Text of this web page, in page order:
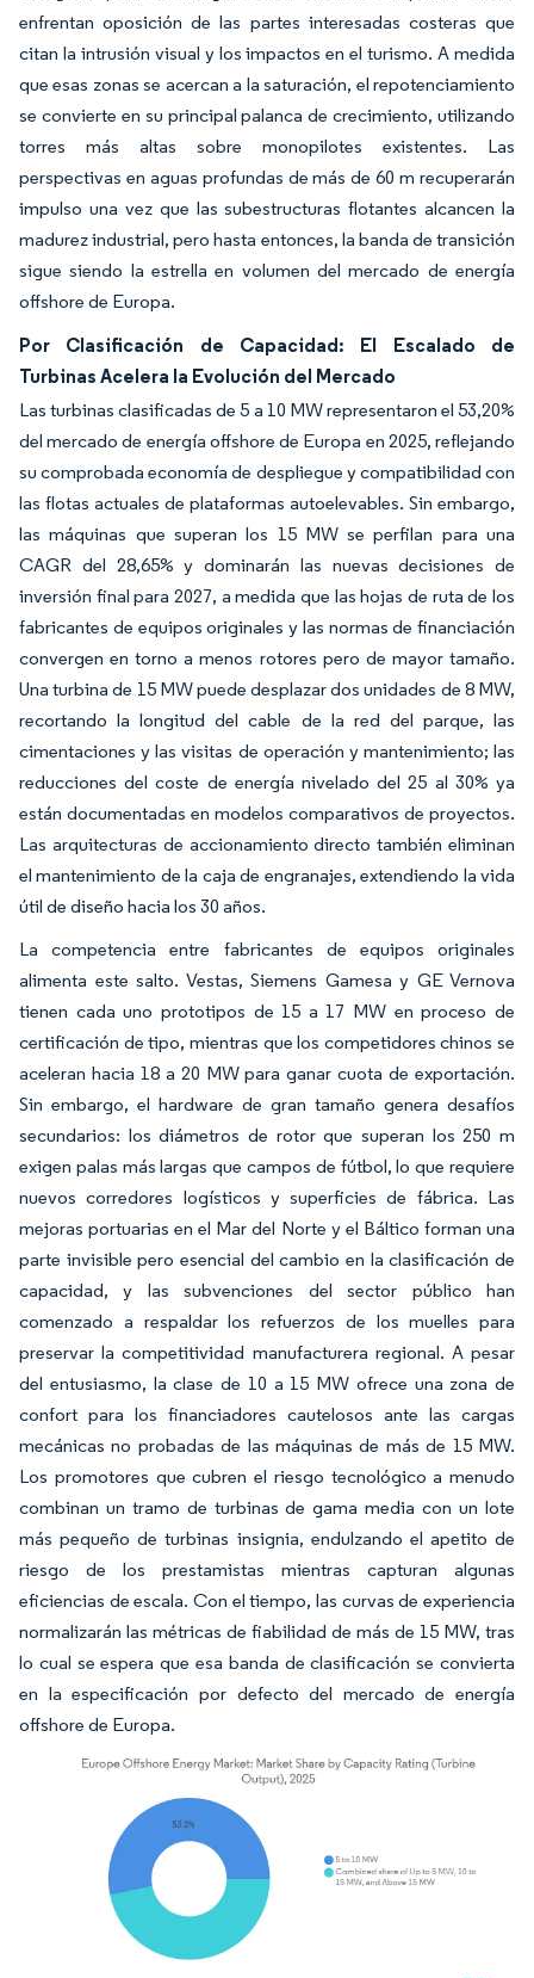
enfrentan oposición de las partes interesadas costeras que
citan la intrusión visual y los impactos en el turismo. A medida
que esas zonas se acercan a la saturación, el repotenciamiento
se convierte en su principal palanca de crecimiento, utilizando
torres más altas sobre monopilotes existentes. Las
perspectivas en aguas profundas de más de 60 m recuperarán
impulso una vez que las subestructuras flotantes alcancen la
madurez industrial, pero hasta entonces, la banda de transición
sigue siendo la estrella en volumen del mercado de energía
offshore de Europa.
Por Clasificación de Capacidad: El Escalado de
Turbinas Acelera la Evolución del Mercado
Las turbinas clasificadas de 5 a 10 MW representaron el 53,20%
del mercado de energía offshore de Europa en 2025, reflejando
su comprobada economía de despliegue y compatibilidad con
las flotas actuales de plataformas autoelevables. Sin embargo,
las máquinas que superan los 15 MW se perfilan para una
CAGR del 28,65% y dominarán las nuevas decisiones de
inversión final para 2027, a medida que las hojas de ruta de los
fabricantes de equipos originales y las normas de financiación
convergen en torno a menos rotores pero de mayor tamaño.
Una turbina de 15 MW puede desplazar dos unidades de 8 MW,
recortando la longitud del cable de la red del parque, las
cimentaciones y las visitas de operación y mantenimiento; las
reducciones del coste de energía nivelado del 25 al 30% ya
están documentadas en modelos comparativos de proyectos.
Las arquitecturas de accionamiento directo también eliminan
el mantenimiento de la caja de engranajes, extendiendo la vida
útil de diseño hacia los 30 años.
La competencia entre fabricantes de equipos originales
alimenta este salto. Vestas, Siemens Gamesa y GE Vernova
tienen cada uno prototipos de 15 a 17 MW en proceso de
certificación de tipo, mientras que los competidores chinos se
aceleran hacia 18 a 20 MW para ganar cuota de exportación.
Sin embargo, el hardware de gran tamaño genera desafíos
secundarios: los diámetros de rotor que superan los 250 m
exigen palas más largas que campos de fútbol, lo que requiere
nuevos corredores logísticos y superficies de fábrica. Las
mejoras portuarias en el Mar del Norte y el Báltico forman una
parte invisible pero esencial del cambio en la clasificación de
capacidad, y las subvenciones del sector público han
comenzado a respaldar los refuerzos de los muelles para
preservar la competitividad manufacturera regional. A pesar
del entusiasmo, la clase de 10 a 15 MW ofrece una zona de
confort para los financiadores cautelosos ante las cargas
mecánicas no probadas de las máquinas de más de 15 MW.
Los promotores que cubren el riesgo tecnológico a menudo
combinan un tramo de turbinas de gama media con un lote
más pequeño de turbinas insignia, endulzando el apetito de
riesgo de los prestamistas mientras capturan algunas
eficiencias de escala. Con el tiempo, las curvas de experiencia
normalizarán las métricas de fiabilidad de más de 15 MW, tras
lo cual se espera que esa banda de clasificación se convierta
en la especificación por defecto del mercado de energía
offshore de Europa.